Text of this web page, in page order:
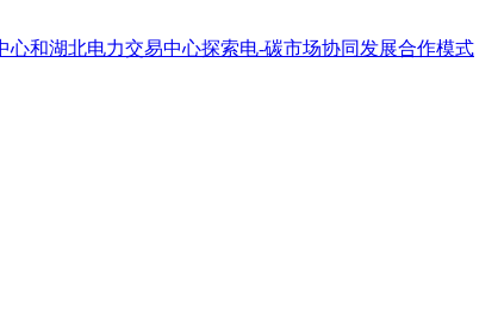
心和湖北电力交易中心探索电-碳市场协同发展合作模式